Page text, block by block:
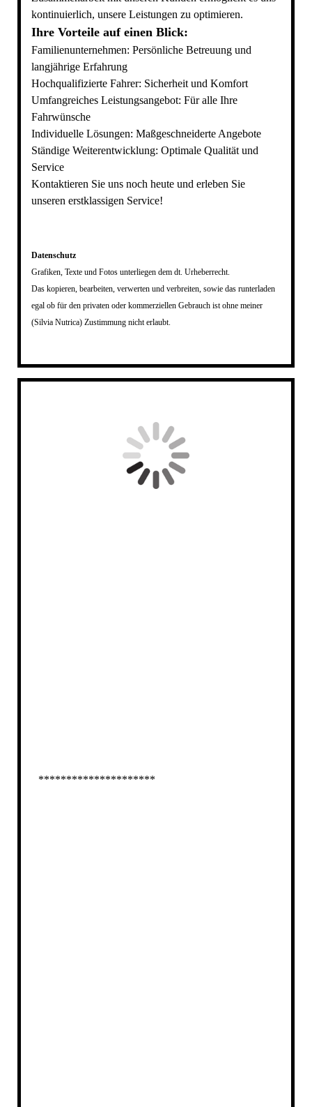
kontinuierlich, unsere Leistungen zu optimieren.
Ihre Vorteile auf einen Blick:
Familienunternehmen: Persönliche Betreuung und
langjährige Erfahrung
Hochqualifizierte Fahrer: Sicherheit und Komfort
Umfangreiches Leistungsangebot: Für alle Ihre
Fahrwünsche
Individuelle Lösungen: Maßgeschneiderte Angebote
Ständige Weiterentwicklung: Optimale Qualität und
Service
Kontaktieren Sie uns noch heute und erleben Sie
unseren erstklassigen Service!
Datenschutz
Grafiken, Texte und Fotos unterliegen dem dt. Urheberrecht.
Das kopieren, bearbeiten, verwerten und verbreiten, sowie das runterladen
egal ob für den privaten oder kommerziellen Gebrauch ist ohne meiner
(Silvia Nutrica) Zustimmung nicht erlaubt.
*********************